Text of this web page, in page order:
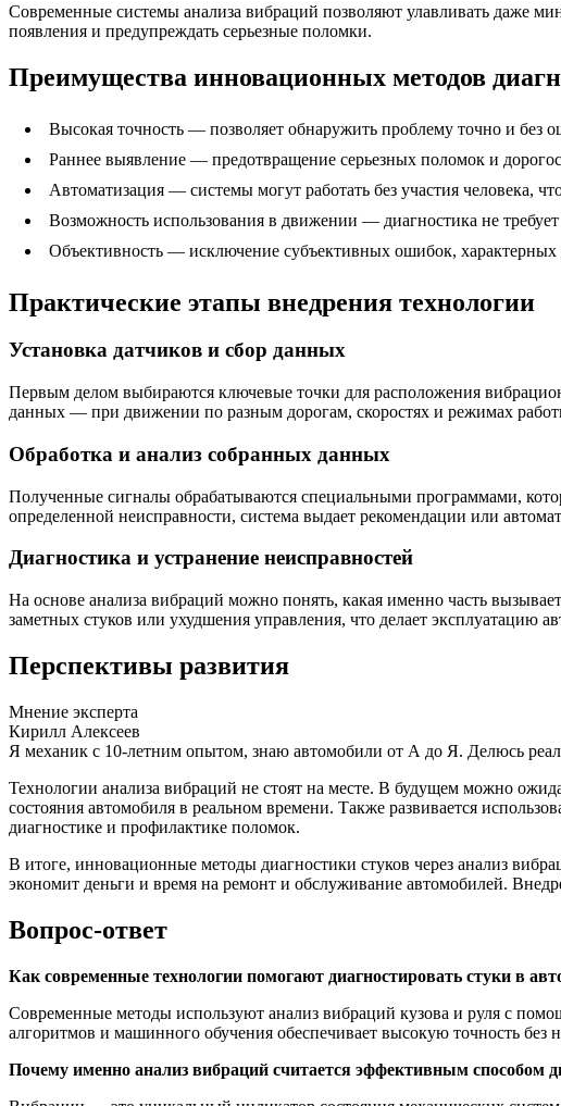
Современные системы анализа вибраций позволяют улавливать даже
появления и предупреждать серьезные поломки.
Преимущества инновационных методов
Высокая точность — позволяет обнаружить проблему точно и без
Раннее выявление — предотвращение серьезных поломок и
Автоматизация — системы могут работать без участия человека,
Возможность использования в движении — диагностика не
Объективность — исключение субъективных ошибок, характерных
Практические этапы внедрения технологии
Установка датчиков и сбор данных
Первым делом выбираются ключевые точки для расположения
данных — при движении по разным дорогам, скоростях и режимах
Обработка и анализ собранных данных
Полученные сигналы обрабатываются специальными программами,
определенной неисправности, система выдает рекомендации или
Диагностика и устранение неисправностей
На основе анализа вибраций можно понять, какая именно часть
заметных стуков или ухудшения управления, что делает эксплуатацию
Перспективы развития
Мнение эксперта
Кирилл Алексеев
Я механик с 10-летним опытом, знаю автомобили от А до Я. Делюсь
Технологии анализа вибраций не стоят на месте. В будущем можно
состояния автомобиля в реальном времени. Также развивается
диагностике и профилактике поломок.
В итоге, инновационные методы диагностики стуков через анализ
экономит деньги и время на ремонт и обслуживание автомобилей.
Вопрос-ответ
Как современные технологии помогают диагностировать стуки в
Современные методы используют анализ вибраций кузова и руля с
алгоритмов и машинного обучения обеспечивает высокую точность
Почему именно анализ вибраций считается эффективным способом